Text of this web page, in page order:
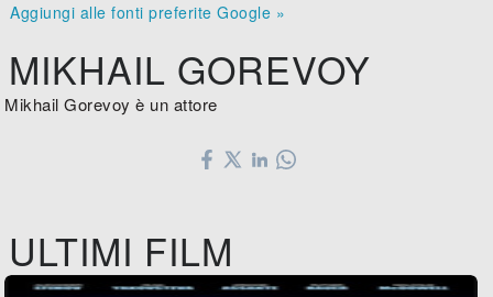
Aggiungi alle fonti preferite Google »
MIKHAIL GOREVOY
Mikhail Gorevoy è un attore
ULTIMI FILM